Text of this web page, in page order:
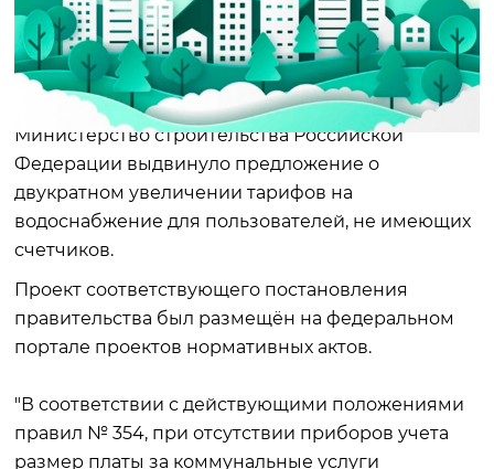
Министерство строительства Российской
Федерации выдвинуло предложение о
двукратном увеличении тарифов на
водоснабжение для пользователей, не имеющих
счетчиков.
Проект соответствующего постановления
правительства был размещён на федеральном
портале проектов нормативных актов.
"В соответствии с действующими положениями
правил № 354, при отсутствии приборов учета
размер платы за коммунальные услуги